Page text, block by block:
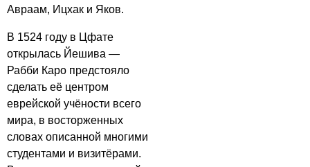
Авраам, Ицхак и Яков.
В 1524 году в Цфате
открылась Йешива —
Рабби Каро предстояло
сделать её центром
еврейской учёности всего
мира, в восторженных
словах описанной многими
студентами и визитёрами.